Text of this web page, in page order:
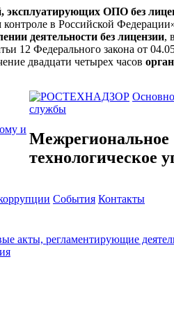
эксплуатирующих ОПО без
в Российской
деятельности без лицензии,
12 Федерального закона от
двадцати четырех часов
службы
Межрегиональное
технологическое
События Контакты
акты, регламентирующие